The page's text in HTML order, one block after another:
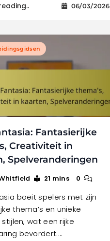
06/03/2026
Fantasierijke
Creativiteit in
Spelveranderingen
21 mins 0
boeit spelers met zijn
thema’s en unieke
wat een rijke
bevordert.…